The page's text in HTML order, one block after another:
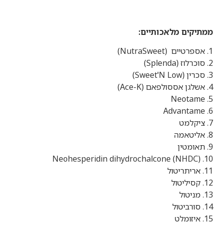
ממתיקים מלאכותיים:
1. אספרטיים (NutraSweet)
2. סוכרלוז (Splenda)
3. סכרין (Sweet'N Low)
4. אשלגן אססולפאם (Ace-K)
5. Neotame
6. Advantame
7. ציקלמט
8. אליטאמה
9. תאומטין
10. Neohesperidin dihydrochalcone (NHDC)
11. אריתריטול
12. קסיליטול
13. מניטול
14. סורביטול
15. איזומלט